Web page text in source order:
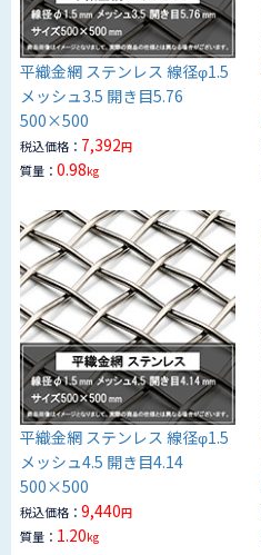
平織金網 ステンレス 線径φ1.5
メッシュ3.5 開き目5.76
500×500
税込価格： 7,392円
質量： 0.98kg
平織金網 ステンレス 線径φ1.5
メッシュ4.5 開き目4.14
500×500
税込価格： 9,440円
質量： 1.20kg